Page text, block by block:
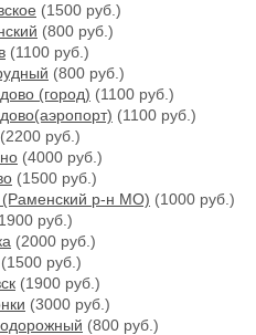
(1500 руб.)
(800 руб.)
(1100 руб.)
(800 руб.)
(город) (1100 руб.)
(1100 руб.)
(2200 руб.)
(4000 руб.)
(1500 руб.)
(Раменский р-н МО) (1000 руб.)
руб.)
(2000 руб.)
(1500 руб.)
(1900 руб.)
(3000 руб.)
(800 руб.)